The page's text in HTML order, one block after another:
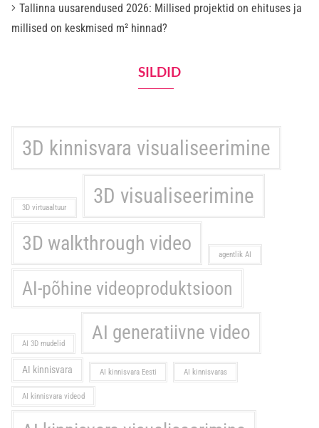
Tallinna uusarendused 2026: Millised projektid on ehituses ja
millised on keskmised m² hinnad?
SILDID
3D kinnisvara visualiseerimine
3D virtuaaltuur 3D visualiseerimine
3D walkthrough video agentlik AI
AI-põhine videoproduktsioon
AI 3D mudelid AI generatiivne video
AI kinnisvara AI kinnisvara Eesti AI kinnisvaras
AI kinnisvara videod